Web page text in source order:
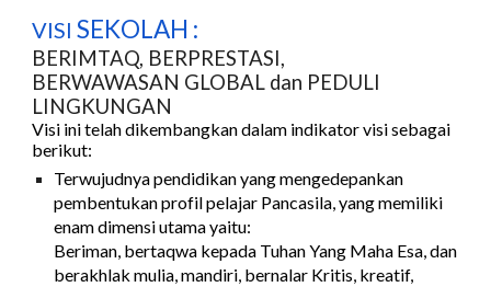
VISI SEKOLAH :
BERIMTAQ, BERPRESTASI,
BERWAWASAN GLOBAL dan PEDULI
LINGKUNGAN
Visi ini telah dikembangkan dalam indikator visi sebagai
berikut:
Terwujudnya pendidikan yang mengedepankan
pembentukan profil pelajar Pancasila, yang memiliki
enam dimensi utama yaitu:
Beriman, bertaqwa kepada Tuhan Yang Maha Esa, dan
berakhlak mulia, mandiri, bernalar Kritis, kreatif,